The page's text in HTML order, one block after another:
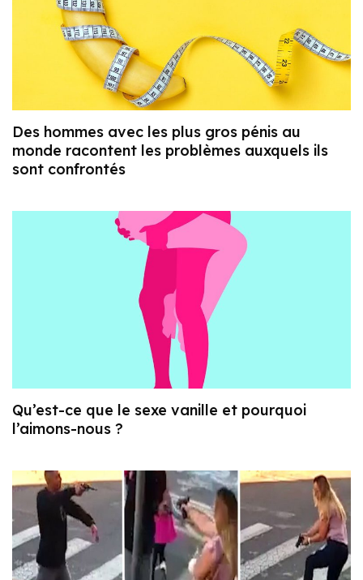
Des hommes avec les plus gros pénis au
monde racontent les problèmes auxquels ils
sont confrontés
Qu’est-ce que le sexe vanille et pourquoi
l’aimons-nous ?